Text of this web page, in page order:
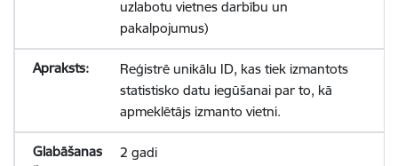
uzlabotu vietnes darbību un
pakalpojumus)
Reģistrē unikālu ID, kas tiek izmantots
statistisko datu iegūšanai par to, kā
apmeklētājs izmanto vietni.
2 gadi